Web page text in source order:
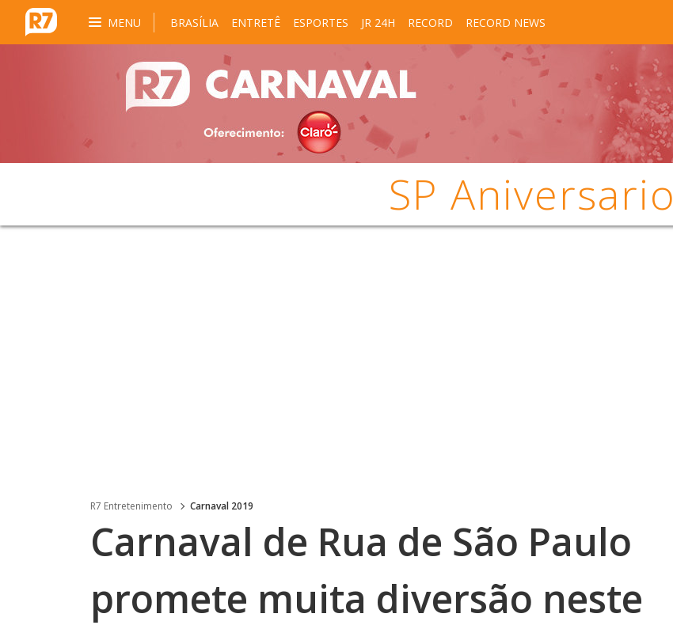
MENU BRASÍLIA ENTRETÊ ESPORTES JR 24H RECORD RECORD NEWS
SP Aniversario
R7 Entretenimento Carnaval 2019
Carnaval de Rua de São Paulo
promete muita diversão neste